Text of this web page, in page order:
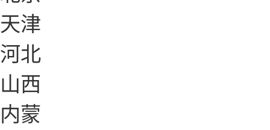
天津
河北
山西
内蒙